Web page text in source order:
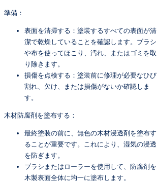
準備：
表面を清掃する：塗装するすべての表面が清
潔で乾燥していることを確認します。ブラシ
や布を使ってほこり、汚れ、またはゴミを取
り除きます。
損傷を点検する：塗装前に修理が必要なひび
割れ、欠け、または損傷がないか確認しま
す。
木材防腐剤を塗布する：
最終塗装の前に、無色の木材浸透剤を塗布す
ることが重要です。これにより、湿気の浸透
を防ぎます。
ブラシまたはローラーを使用して、防腐剤を
木製表面全体に均一に塗布します。